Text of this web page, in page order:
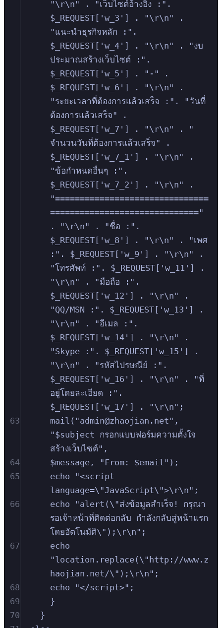
"\r\n" . "เว็บไซต์อ้างอิง :".
$_REQUEST['w_3'] . "\r\n" .
"แนะนำธุรกิจหลัก :".
$_REQUEST['w_4'] . "\r\n" . "งบ
ประมาณสร้างเว็บไซต์ :".
$_REQUEST['w_5'] . "-" .
$_REQUEST['w_6'] . "\r\n" .
"ระยะเวลาที่ต้องการแล้วเสร็จ :". "วันที่
ต้องการแล้วเสร็จ" .
$_REQUEST['w_7'] . "\r\n" . "
จำนวนวันที่ต้องการแล้วเสร็จ" .
$_REQUEST['w_7_1'] . "\r\n" .
"ข้อกำหนดอื่นๆ :".
$_REQUEST['w_7_2'] . "\r\n" .
"===============================
=============================="
. "\r\n" . "ชื่อ :".
$_REQUEST['w_8'] . "\r\n" . "เพศ
:". $_REQUEST['w_9'] . "\r\n" .
"โทรศัพท์ :". $_REQUEST['w_11'] .
"\r\n" . "มือถือ :".
$_REQUEST['w_12'] . "\r\n" .
"QQ/MSN :". $_REQUEST['w_13'] .
"\r\n" . "อีเมล :".
$_REQUEST['w_14'] . "\r\n" .
"Skype :". $_REQUEST['w_15'] .
"\r\n" . "รหัสไปรษณีย์ :".
$_REQUEST['w_16'] . "\r\n" . "ที่
อยู่โดยละเอียด :".
$_REQUEST['w_17'] . "\r\n";
63
mail("admin@zhaojian.net",
"$subject กรอกแบบฟอร์มความตั้งใจ
สร้างเว็บไซต์",
64
$message, "From: $email");
65
echo "<script
language=\"JavaScript\">\r\n";
66
echo "alert(\"ส่งข้อมูลสำเร็จ! กรุณา
รอเจ้าหน้าที่ติดต่อกลับ กำลังกลับสู่หน้าแรก
โดยอัตโนมัติ\");\r\n";
67
echo
"location.replace(\"http://www.z
haojian.net/\");\r\n";
68
echo "</script>";
69
}
70
}